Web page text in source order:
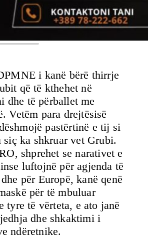
i kanë bërë thirrje
që të kthehet në
dhe të përballet me
Vetëm para drejtësisë
pastërtinë e tij si
siç ka shkruar vet Grubi.
shprehet se narativet e
luftojnë për agjenda të
për Europë, kanë qenë
për të mbuluar
tyre të vërteta, e ato janë
dhe shkaktimi i
ndëretnike.